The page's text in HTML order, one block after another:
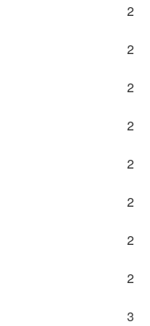
2
2
2
2
2
2
2
2
3